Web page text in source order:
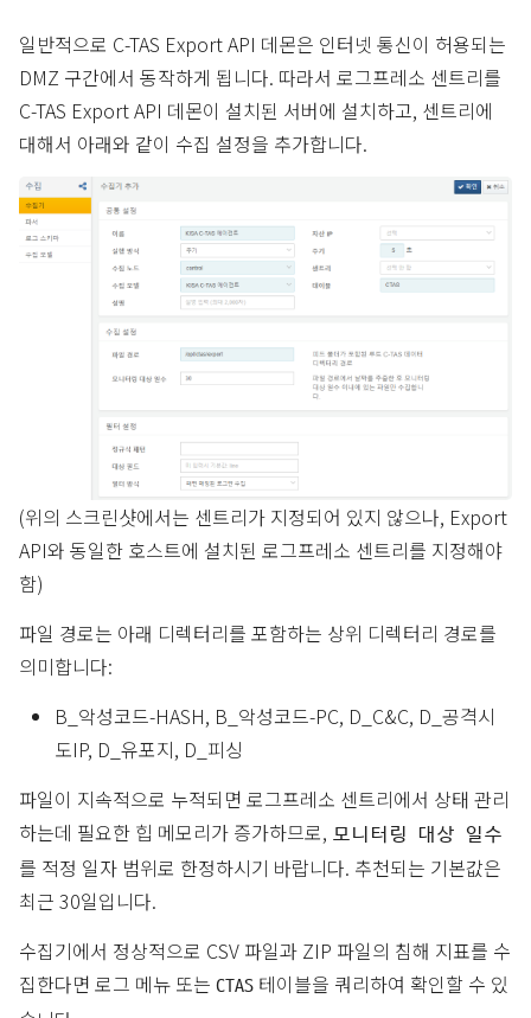
일반적으로 C-TAS Export API 데몬은 인터넷 통신이 허용되는
DMZ 구간에서 동작하게 됩니다. 따라서 로그프레소 센트리를
C-TAS Export API 데몬이 설치된 서버에 설치하고, 센트리에
대해서 아래와 같이 수집 설정을 추가합니다.
(위의 스크린샷에서는 센트리가 지정되어 있지 않으나, Export
API와 동일한 호스트에 설치된 로그프레소 센트리를 지정해야
함)
파일 경로는 아래 디렉터리를 포함하는 상위 디렉터리 경로를
의미합니다:
B_악성코드-HASH, B_악성코드-PC, D_C&C, D_공격시
도IP, D_유포지, D_피싱
파일이 지속적으로 누적되면 로그프레소 센트리에서 상태 관리
하는데 필요한 힙 메모리가 증가하므로, 모니터링 대상 일수
를 적정 일자 범위로 한정하시기 바랍니다. 추천되는 기본값은
최근 30일입니다.
수집기에서 정상적으로 CSV 파일과 ZIP 파일의 침해 지표를 수
집한다면 로그 메뉴 또는 CTAS 테이블을 쿼리하여 확인할 수 있